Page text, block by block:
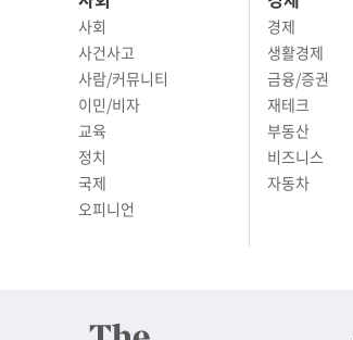
사회
사건사고
사람/커뮤니티
이민/비자
교육
정치
국제
오피니언
경제
생활경제
금융/증권
재테크
부동산
비즈니스
자동차